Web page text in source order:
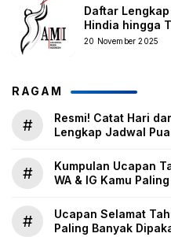
Daftar
Hindia hingga
20 November 2025
RAGAM
#
Resmi! Catat Hari
Lengkap Jadwal
#
Kumpulan Ucapan
WA & IG Kamu
#
Ucapan Selamat
Paling Banyak